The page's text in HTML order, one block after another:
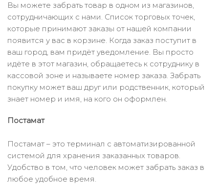
Вы можете забрать товар в одном из магазинов,
сотрудничающих с нами. Список торговых точек,
которые принимают заказы от нашей компании
появится у вас в корзине. Когда заказ поступит в
ваш город, вам придёт уведомление. Вы просто
идёте в этот магазин, обращаетесь к сотруднику в
кассовой зоне и называете номер заказа. Забрать
покупку может ваш друг или родственник, который
знает номер и имя, на кого он оформлен.
Постамат
Постамат – это терминал с автоматизированной
системой для хранения заказанных товаров.
Удобство в том, что человек может забрать заказ в
любое удобное время.